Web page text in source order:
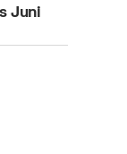
Juni